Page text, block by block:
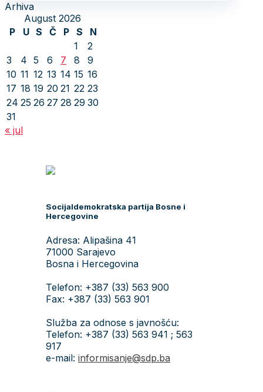
Arhiva
August 2026
P
U S Č P S
N
1
2
3
4 5 6 7 8
9
10 11 12 13 14 15 16
17 18 19 20 21 22 23
24 25 26 27 28 29 30
31
« jul
Socijaldemokratska partija Bosne i
Hercegovine
Adresa: Alipašina 41
71000 Sarajevo
Bosna i Hercegovina
Telefon: +387 (33) 563 900
Fax: +387 (33) 563 901
Služba za odnose s javnošću:
Telefon: +387 (33) 563 941 ; 563
917
e-mail: informisanje@sdp.ba